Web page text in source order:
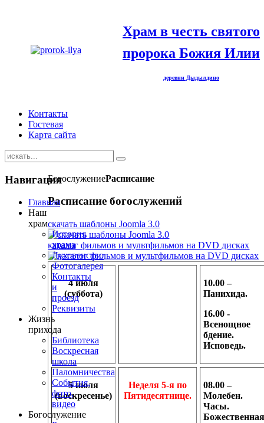
Храм в честь святого
пророка Божия Илии
деревни Дыдылдино
Контакты
Гостевая
Карта сайта
БогослужениеРасписание
Расписание богослужений
скачать шаблоны Joomla 3.0
каталог фильмов и мультфильмов на DVD дисках
4 июля
(суббота)
10.00 –
Панихида.
16.00 -
Всенощное
бдение.
Исповедь.
5 июля
(воскресенье)
Неделя 5-я по
Пятидесятнице.
08.00 –
Молебен.
Часы.
Навигация
Главная
Наш
храм
История
храма
Духовенство
Фотогалерея
Контакты
и
проезд
Реквизиты
Жизнь
прихода
Библиотека
Воскресная
школа
Паломничества
События,
фото,
видео
Богослужение